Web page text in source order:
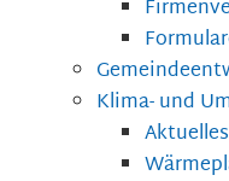
Klima- und
Aktuelles